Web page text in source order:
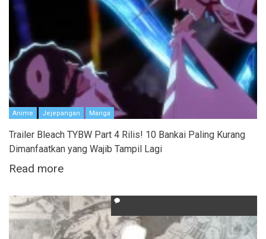
Anime Jejepangan Manga
Trailer Bleach TYBW Part 4 Rilis! 10 Bankai Paling Kurang
Dimanfaatkan yang Wajib Tampil Lagi
Read more